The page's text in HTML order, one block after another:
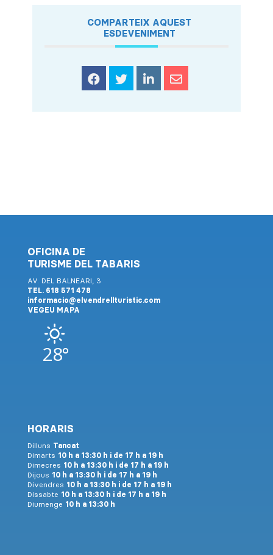
COMPARTEIX AQUEST
ESDEVENIMENT
OFICINA DE
TURISME DEL TABARIS
AV. DEL BALNEARI, 3
TEL. 618 571 478
informacio@elvendrellturistic.com
VEGEU MAPA
28°
HORARIS
Dilluns Tancat
Dimarts 10 h a 13:30 h i de 17 h a 19 h
Dimecres 10 h a 13:30 h i de 17 h a 19 h
Dijous 10 h a 13:30 h i de 17 h a 19 h
Divendres 10 h a 13:30 h i de 17 h a 19 h
Dissabte 10 h a 13:30 h i de 17 h a 19 h
Diumenge 10 h a 13:30 h